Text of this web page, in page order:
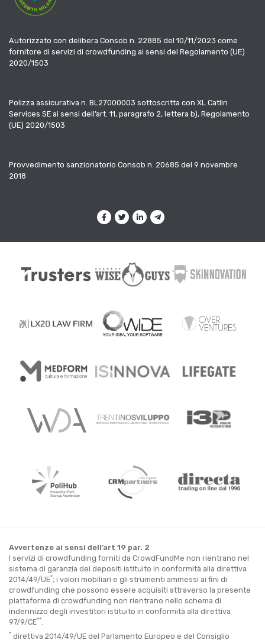
Autorizzato con delibera Consob n. 22885 del 10/11/2023 come
fornitore di servizi di crowdfunding ai sensi del Regolamento (UE)
2020/1503
Polizza assicurativa n. BL27000003 sottoscritta con XL Catlin
Services SE ai sensi dell’art. 11, paragrafo 2, lettera b), Regolamento
(UE) 2020/1503
Provvedimento sanzionatorio Consob n. 20685 del 9 novembre
2018
Avvertenze ai sensi dell’art 19 par. 2
I servizi di crowdfunding forniti da CrowdFundMe non rientrano nel
sistema di garanzia dei depositi istituito in conformità alla direttiva
2014/49/UE*; i valori mobiliari e gli strumenti ammessi ai fini di
crowdfunding che possono essere acquisiti attraverso la presente
piattaforma di crowdfunding non rientrano nello schema di
indennizzo degli investitori istituito in conformità alla direttiva
97/9/CE**
* direttiva 2014/49/UE del Parlamento Europeo e del Consiglio